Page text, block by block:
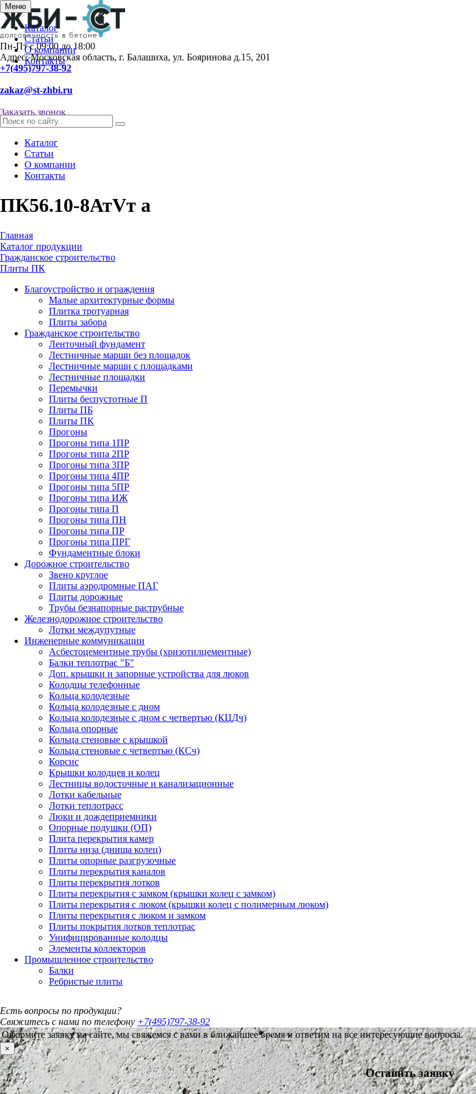
Меню
Каталог
Статьи
О компании
Контакты
Пн-Пт с 09:00 до 18:00
Адрес: Московская область, г. Балашиха, ул. Бояринова д.15, 201
+7(495)797-38-92
zakaz@st-zhbi.ru
Заказать звонок
Каталог
Статьи
О компании
Контакты
ПК56.10-8АтVт а
Главная
Каталог продукции
Гражданское строительство
Плиты ПК
Благоустройство и ограждения
Малые архитектурные формы
Плитка тротуарная
Плиты забора
Гражданское строительство
Ленточный фундамент
Лестничные марши без площадок
Лестничные марши с площадками
Лестничные площадки
Перемычки
Плиты беспустотные П
Плиты ПБ
Плиты ПК
Прогоны
Прогоны типа 1ПР
Прогоны типа 2ПР
Прогоны типа 3ПР
Прогоны типа 4ПР
Прогоны типа 5ПР
Прогоны типа ИЖ
Прогоны типа П
Прогоны типа ПН
Прогоны типа ПР
Прогоны типа ПРГ
Фундаментные блоки
Дорожное строительство
Звено круглое
Плиты аэродромные ПАГ
Плиты дорожные
Трубы безнапорные раструбные
Железнодорожное строительство
Лотки междупутные
Инженерные коммуникации
Асбестоцементные трубы (хризотилцементные)
Балки теплотрас "Б"
Доп. крышки и запорные устройства для люков
Колодцы телефонные
Кольца колодезные
Кольца колодезные с дном
Кольца колодезные с дном с четвертью (КЦДч)
Кольца опорные
Кольца стеновые с крышкой
Кольца стеновые с четвертью (КСч)
Корсис
Крышки колодцев и колец
Лестницы водосточные и канализационные
Лотки кабельные
Лотки теплотрасс
Люки и дождеприемники
Опорные подушки (ОП)
Плита перекрытия камер
Плиты низа (днища колец)
Плиты опорные разгрузочные
Плиты перекрытия каналов
Плиты перекрытия лотков
Плиты перекрытия с замком (крышки колец с замком)
Плиты перекрытия с люком (крышки колец с полимерным люком)
Плиты перекрытия с люком и замком
Плиты покрытия лотков теплотрас
Унифицированные колодцы
Элементы коллекторов
Промышленное строительство
Балки
Ребристые плиты
Есть вопросы по продукции?
Свяжитесь с нами по телефону +7(495)797-38-92
Оформите заявку на сайте, мы свяжемся с вами в ближайшее время и ответим на все интересующие вопросы.
×
Оставить заявку